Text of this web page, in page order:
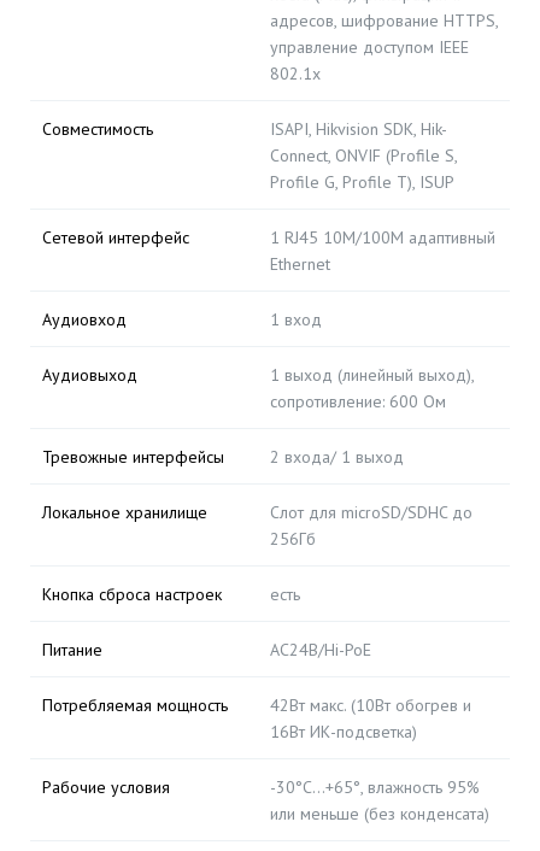
адресов, шифрование HTTPS,
управление доступом IEEE
802.1x
Совместимость
ISAPI, Hikvision SDK, Hik-
Connect, ONVIF (Profile S,
Profile G, Profile T), ISUP
Сетевой интерфейс
1 RJ45 10M/100M адаптивный
Ethernet
Аудиовход 1 вход
Аудиовыход
1 выход (линейный выход),
сопротивление: 600 Ом
Тревожные интерфейсы 2 входа/ 1 выход
Локальное хранилище
Слот для microSD/SDHC до
256Гб
Кнопка сброса настроек есть
Питание AC24В/Hi-PoE
Потребляемая мощность
42Вт макс. (10Вт обогрев и
16Вт ИК-подсветка)
Рабочие условия
-30°C…+65°, влажность 95%
или меньше (без конденсата)